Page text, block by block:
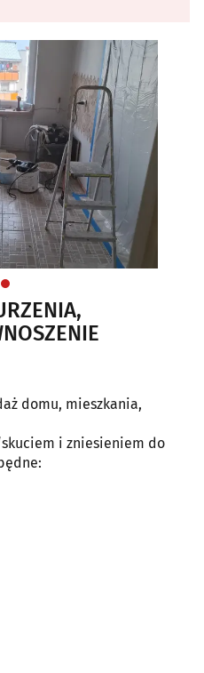
domu, mieszkania,
i zniesieniem do